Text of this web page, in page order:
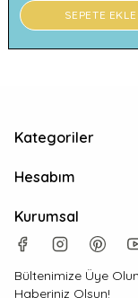
SEPETE EKLE
Kategoriler
Hesabım
Kurumsal
Bültenimize Üye
Haberiniz Olsun!